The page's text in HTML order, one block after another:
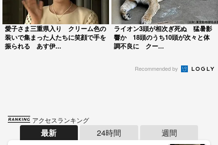
愛子さま三重県入り クリーム色の
装いで集まった人たちに笑顔で手を
振られる あす伊...
ライオン3頭が相次ぎ死ぬ 猛暑影
響か 18頭のうち10頭が次々と体
調不良に クー...
Recommended by
アクセスランキング
最新 24時間 週間